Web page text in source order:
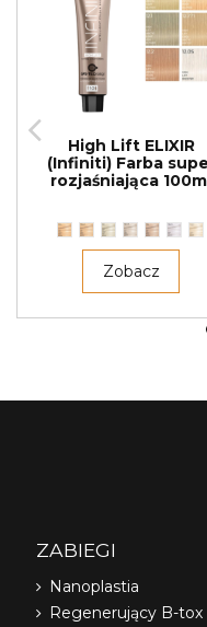
High Lift ELIXIR
(Infiniti) Farba
rozjaśniająca
Zobacz
ZABIEGI
Nanoplastia
Regenerujący B-tox